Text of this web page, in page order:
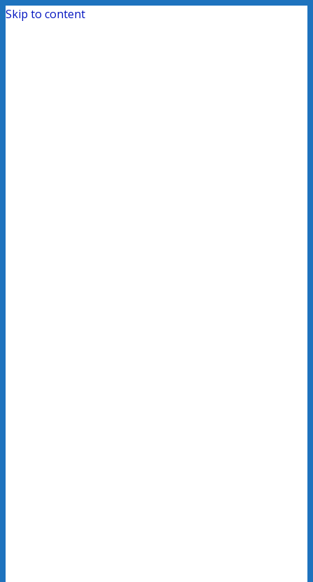
Skip to content